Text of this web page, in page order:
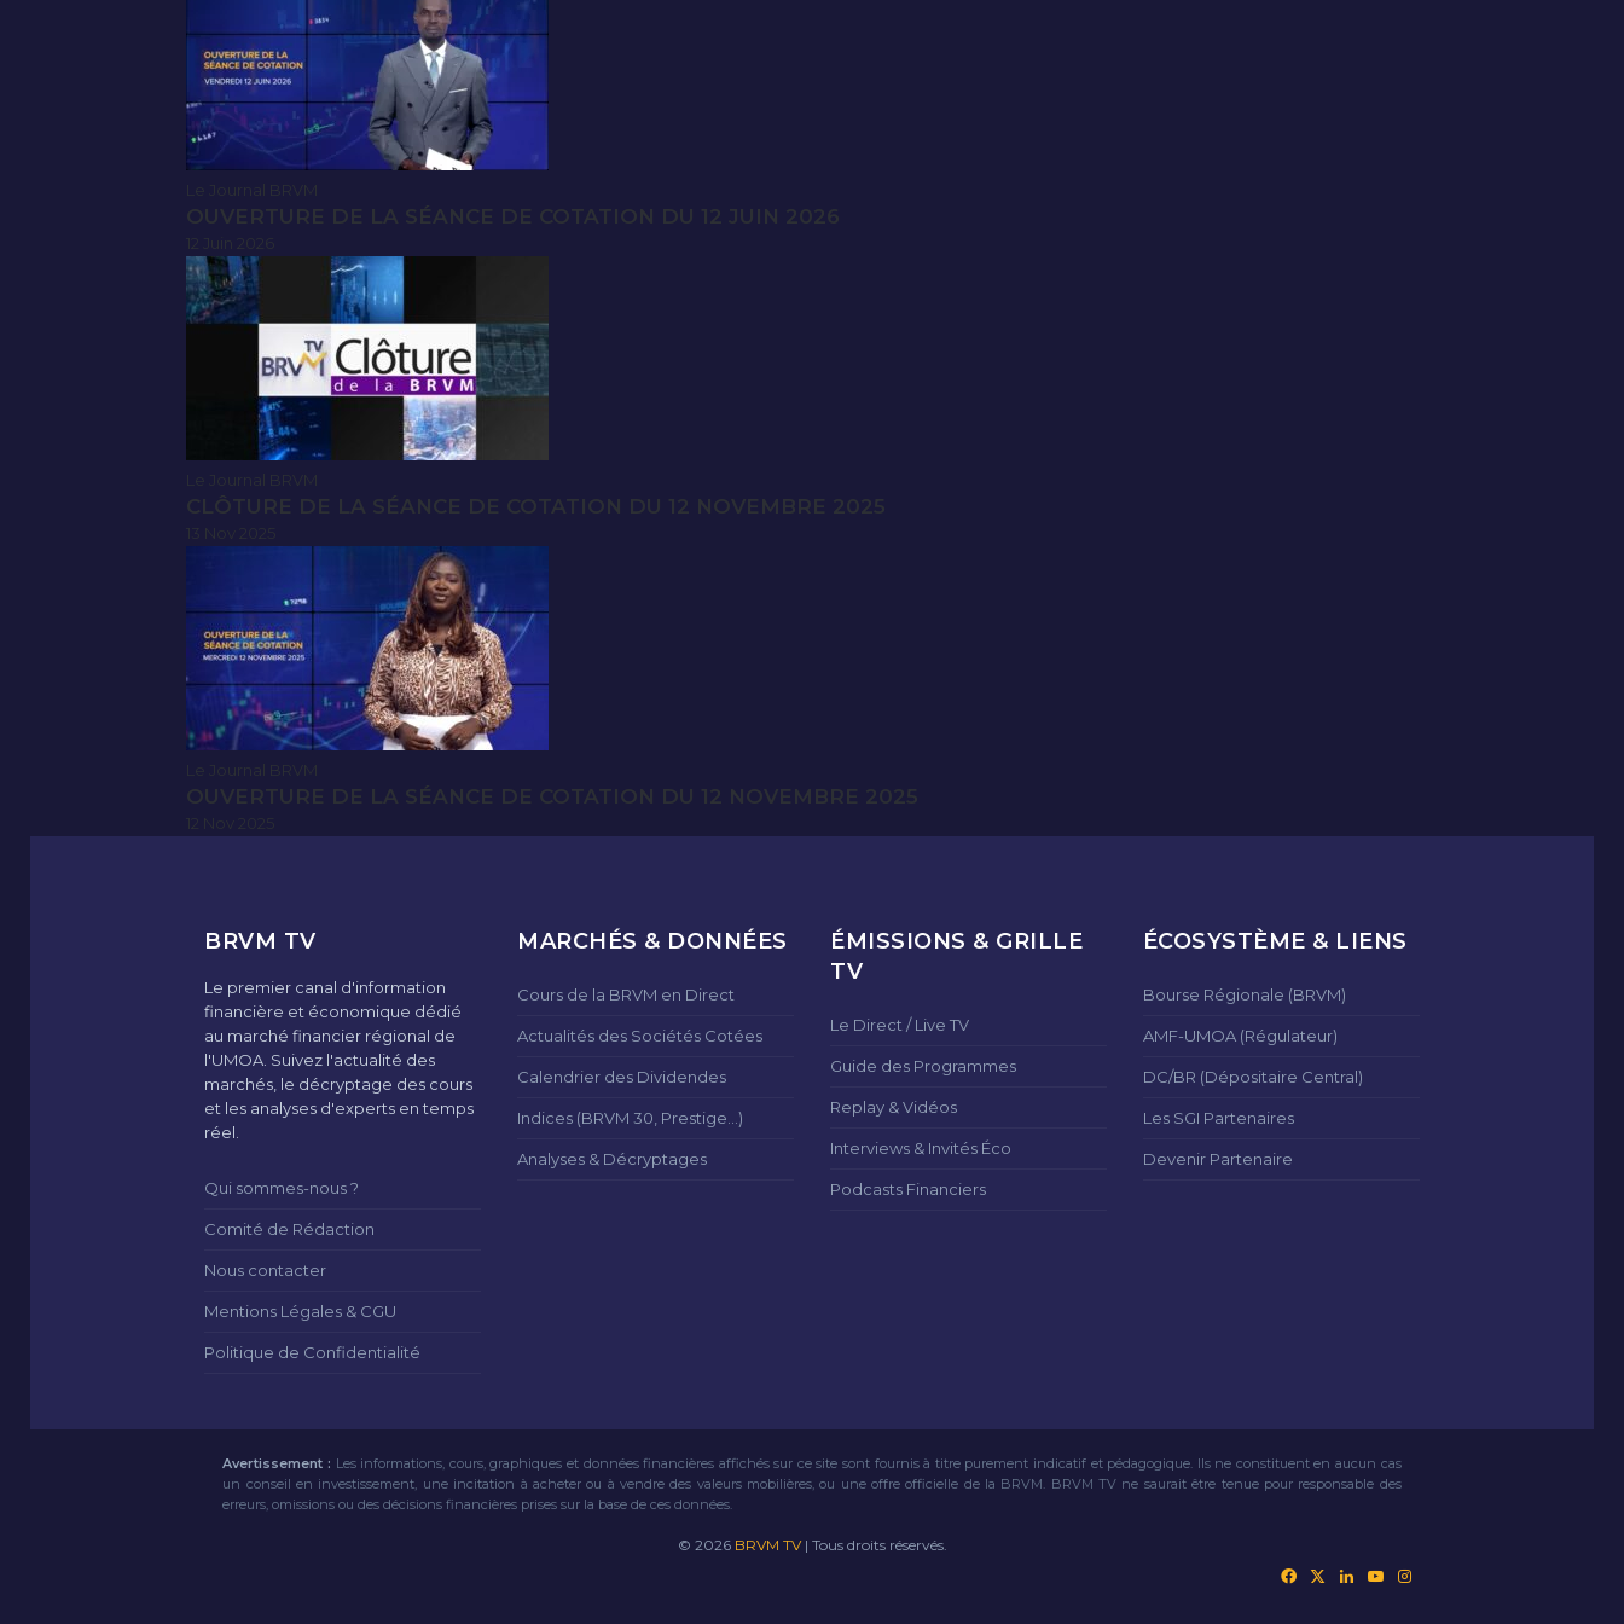
Le Journal BRVM
OUVERTURE DE LA SÉANCE DE COTATION DU 12 JUIN 2026
Le Journal BRVM
CLÔTURE DE LA SÉANCE DE COTATION DU 12 NOVEMBRE 2025
Le Journal BRVM
OUVERTURE DE LA SÉANCE DE COTATION DU 12 NOVEMBRE 2025
BRVM TV
Le premier canal d'information
financière et économique dédié
au marché financier régional de
l'UMOA. Suivez l'actualité des
marchés, le décryptage des cours
et les analyses d'experts en temps
réel.
Qui sommes-nous ?
Comité de Rédaction
Nous contacter
Mentions Légales & CGU
Politique de Confidentialité
MARCHÉS & DONNÉES
Cours de la BRVM en Direct
Actualités des Sociétés Cotées
Calendrier des Dividendes
Indices (BRVM 30, Prestige...)
Analyses & Décryptages
ÉMISSIONS & GRILLE
TV
Le Direct / Live TV
Guide des Programmes
Replay & Vidéos
Interviews & Invités Éco
Podcasts Financiers
ÉCOSYSTÈME & LIENS
Bourse Régionale (BRVM)
AMF-UMOA (Régulateur)
DC/BR (Dépositaire Central)
Les SGI Partenaires
Devenir Partenaire
Avertissement : Les informations, cours, graphiques et données financières affichés sur ce site sont fournis à titre purement indicatif et pédagogique. Ils ne constituent en aucun cas
un conseil en investissement, une incitation à acheter ou à vendre des valeurs mobilières, ou une offre officielle de la BRVM. BRVM TV ne saurait être tenue pour responsable des
erreurs, omissions ou des décisions financières prises sur la base de ces données.
© 2026 BRVM TV| Tous droits réservés.
FacebookLinkedinYouTube